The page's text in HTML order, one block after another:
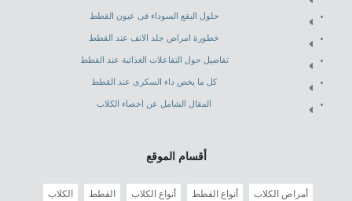
حلول البقع السوداء فى عيون القطط
خطورة امراض جلد الانف عند القطط
تفاصيل حول التفاعلات الغذائية عند القطط
كل ما يخص داء السكرى عند القطط
المقال الشامل عن اخصاء الكلاب
أقسام الموقع
أمراض الكلاب أنواع القطط أنواع الكلاب القطط الكلاب